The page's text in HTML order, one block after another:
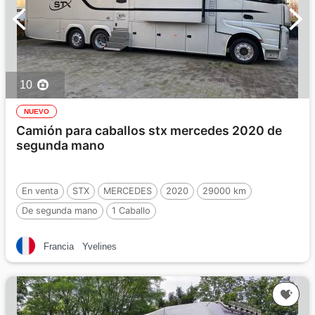
10
NUEVO
Camión para caballos stx mercedes 2020 de
segunda mano
En venta STX MERCEDES 2020
29000 km
De segunda mano
1 Caballo
Francia Yvelines